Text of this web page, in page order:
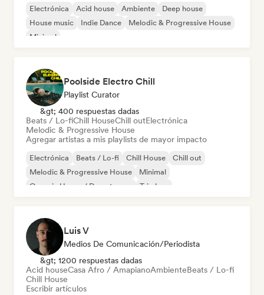
Electrónica Acid house Ambiente
Deep house
House music
Indie Dance
Melodic & Progressive House
Minimal
Poolside Electro Chill
Playlist Curator
&gt; 400 respuestas dadas
Beats / Lo-fiChill HouseChill outElectrónica
Melodic & Progressive House
Agregar artistas a mis playlists de mayor impacto
Electrónica Beats / Lo-fi Chill House
Chill out
Melodic & Progressive House
Minimal
Organic House / Downtempo
Trip hop
Luis V
Medios De Comunicación/Periodista
&gt; 1200 respuestas dadas
Acid houseCasa Afro / AmapianoAmbienteBeats / Lo-fi
Chill House
Escribir artículos